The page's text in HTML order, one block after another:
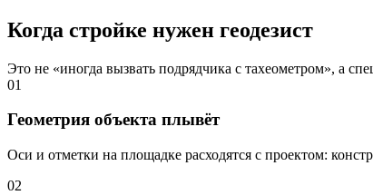
Когда стройке нужен геодезист
Это не «иногда вызвать подрядчика с тахеометром», а
01
Геометрия объекта плывёт
Оси и отметки на площадке расходятся с проектом:
02